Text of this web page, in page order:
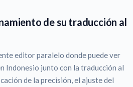
de su traducción al
editor paralelo donde puede ver
Indonesio junto con la traducción al
de la precisión, el ajuste del